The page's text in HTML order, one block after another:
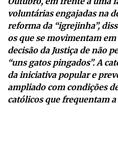
voluntárias engajadas na
reforma da “igrejinha”,
os que se movimentam
decisão da Justiça de não
“uns gatos pingados”. A
da iniciativa popular e
ampliado com condições
católicos que frequentam a